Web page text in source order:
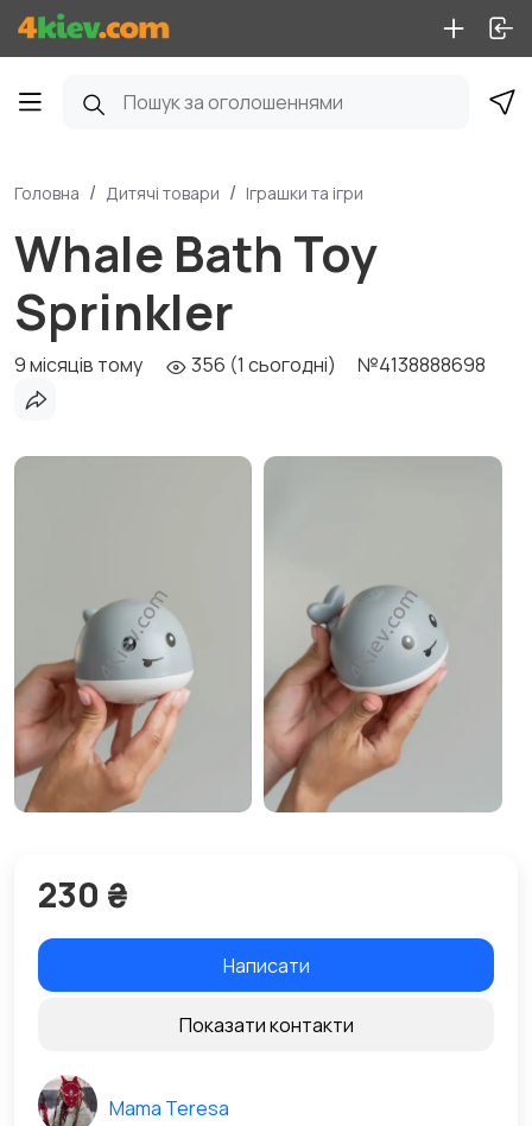
Головна Дитячі товари Іграшки та ігри
Whale Bath Toy
Sprinkler
9 місяців тому 356 (1 сьогодні) №4138888698
230 ₴
Написати
Показати контакти
Mama Teresa